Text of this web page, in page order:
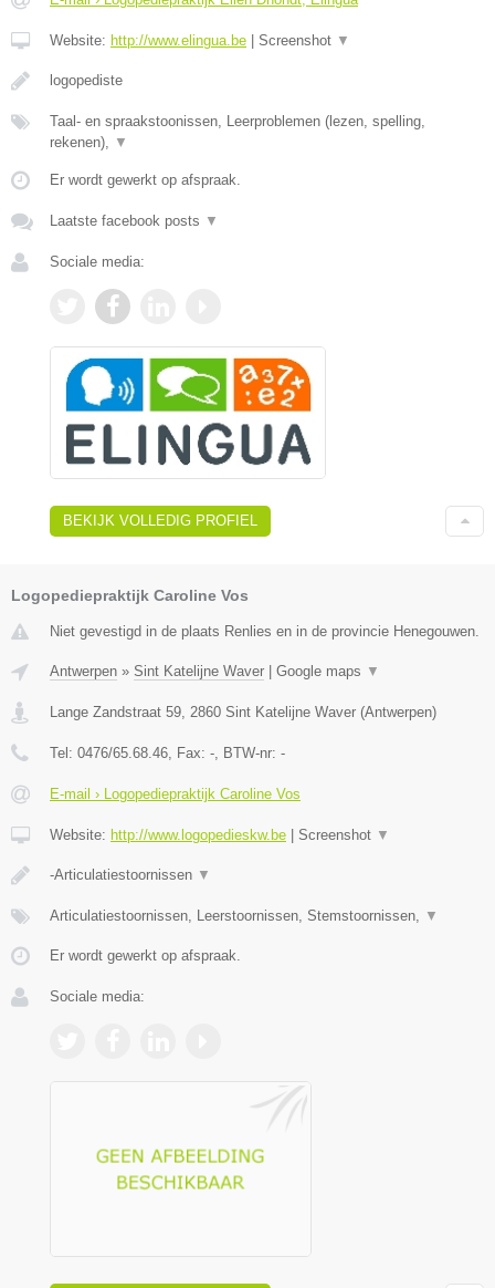
Website: http://www.elingua.be Screenshot ▼
logopediste
Taal- en spraakstoonissen, Leerproblemen (lezen, spelling,
rekenen), ▼
Er wordt gewerkt op afspraak.
Laatste facebook posts ▼
Sociale media:
BEKIJK VOLLEDIG PROFIEL
Logopediepraktijk Caroline Vos
Niet gevestigd in de plaats Renlies en in de provincie Henegouwen.
Antwerpen » Sint Katelijne Waver Google maps ▼
Lange Zandstraat 59, 2860 Sint Katelijne Waver (Antwerpen)
Tel: 0476/65.68.46, Fax: -, BTW-nr: -
E-mail › Logopediepraktijk Caroline Vos
Website: http://www.logopedieskw.be Screenshot ▼
-Articulatiestoornissen ▼
Articulatiestoornissen, Leerstoornissen, Stemstoornissen, ▼
Er wordt gewerkt op afspraak.
Sociale media: